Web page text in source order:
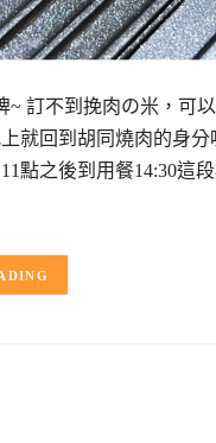
~ 訂不到挽肉の米，可
就回到胡同燒肉的身
點之後到用餐14:30這